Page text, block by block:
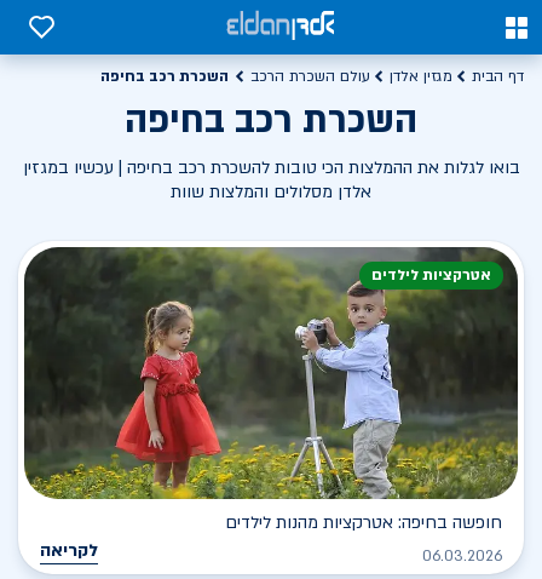
0
0
דף הבית מגזין אלדן עולם השכרת הרכב השכרת רכב בחיפה
השכרת רכב בחיפה
בואו לגלות את ההמלצות הכי טובות להשכרת רכב בחיפה | עכשיו במגזין
אלדן מסלולים והמלצות שוות
אטרקציות לילדים
חופשה בחיפה: אטרקציות מהנות לילדים
06.03.2026 לקריאה